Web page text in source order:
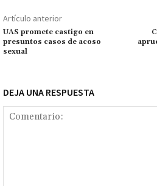
o
k
p
p
p
ar
tir
Artículo anterior
UAS promete castigo en
presuntos casos de acoso
sexual
DEJA UNA RESPUESTA